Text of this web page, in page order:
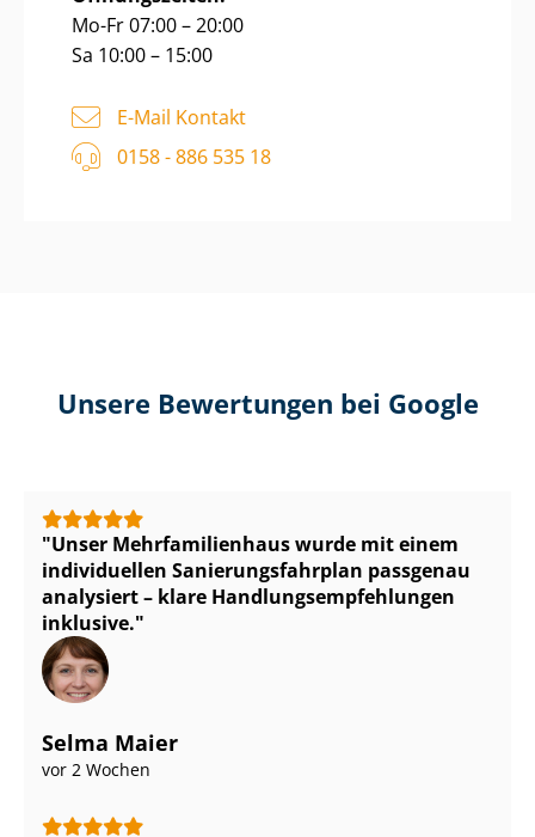
Mo-Fr 07:00 – 20:00
Sa 10:00 – 15:00
E-Mail Kontakt
0158 - 886 535 18
Unsere Bewertungen bei Google
Unser Mehr­fa­mi­li­en­haus wurde mit einem
individuellen Sa­nie­rungs­fahr­plan passgenau
analysiert – klare Hand­lungs­emp­feh­lun­gen
inklusive.
Selma Maier
vor 2 Wochen